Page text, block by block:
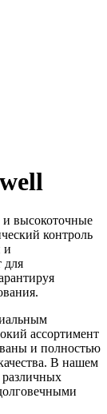
и высокоточные
контроль
и
для
ассортимент
и полностью
В нашем
различных